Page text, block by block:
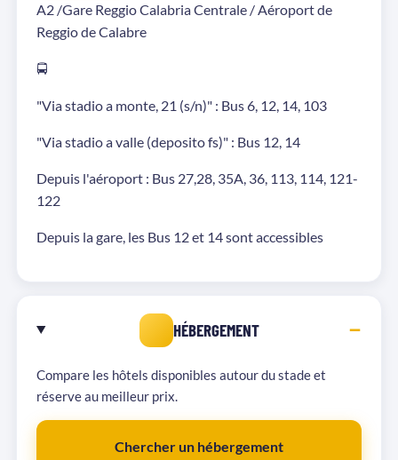
A2 /Gare Reggio Calabria Centrale / Aéroport de
Reggio de Calabre
🚍
"Via stadio a monte, 21 (s/n)" : Bus 6, 12, 14, 103
"Via stadio a valle (deposito fs)" : Bus 12, 14
Depuis l'aéroport : Bus 27,28, 35A, 36, 113, 114, 121-
122
Depuis la gare, les Bus 12 et 14 sont accessibles
HÉBERGEMENT
Compare les hôtels disponibles autour du stade et
réserve au meilleur prix.
Chercher un hébergement